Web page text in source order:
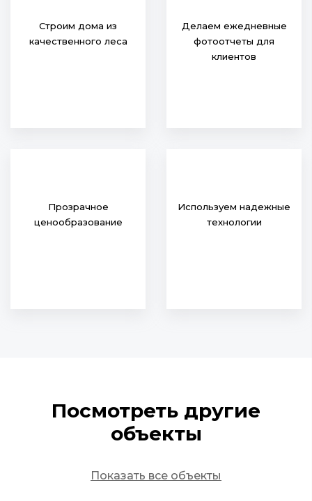
Строим дома из
качественного леса
Делаем ежедневные
фотоотчеты для
клиентов
Прозрачное
ценообразование
Используем надежные
технологии
Посмотреть другие
объекты
Показать все объекты